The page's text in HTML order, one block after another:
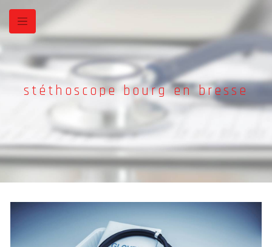
Panneau de gestion des cookies
stéthoscope bourg en bresse